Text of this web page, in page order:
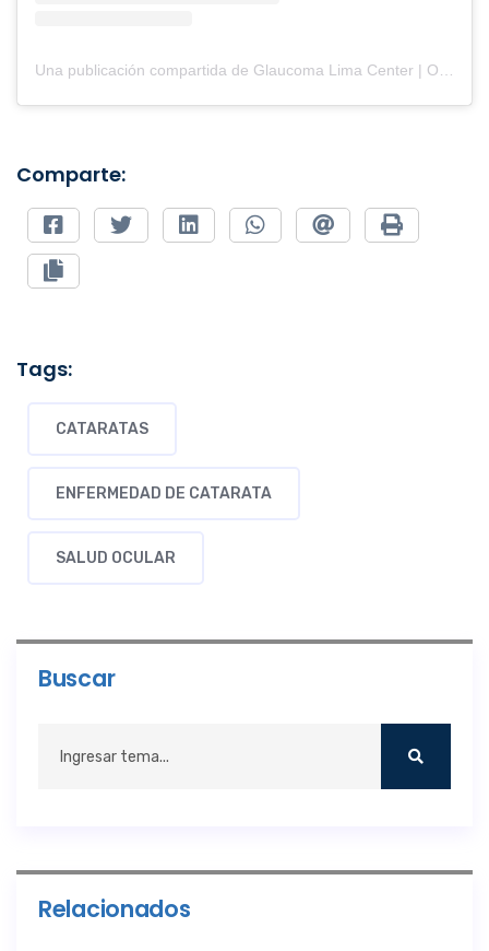
Comparte:
Tags:
CATARATAS
ENFERMEDAD DE CATARATA
SALUD OCULAR
Buscar
Relacionados